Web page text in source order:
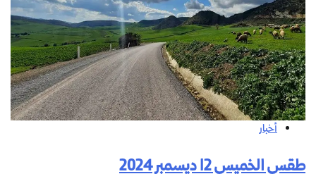
أخبار
طقس الخميس 12 ديسمبر 2024